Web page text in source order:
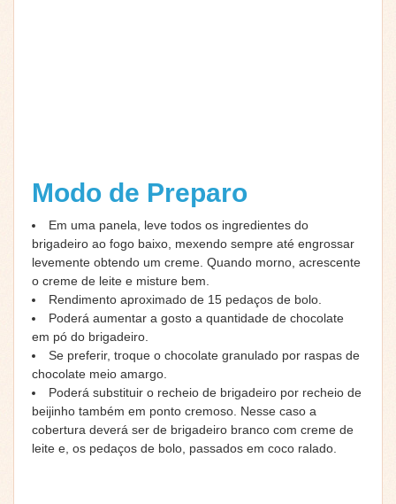
Modo de Preparo
Em uma panela, leve todos os ingredientes do
brigadeiro ao fogo baixo, mexendo sempre até engrossar
levemente obtendo um creme. Quando morno, acrescente
o creme de leite e misture bem.
Rendimento aproximado de 15 pedaços de bolo.
Poderá aumentar a gosto a quantidade de chocolate
em pó do brigadeiro.
Se preferir, troque o chocolate granulado por raspas de
chocolate meio amargo.
Poderá substituir o recheio de brigadeiro por recheio de
beijinho também em ponto cremoso. Nesse caso a
cobertura deverá ser de brigadeiro branco com creme de
leite e, os pedaços de bolo, passados em coco ralado.